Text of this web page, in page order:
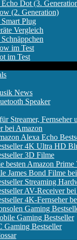
Dot (3.
(2. Generation)
Plug
Vergleich
im Test
im Test
News
Speaker
Streamer, Fernseher
bei Amazon
Alexa Echo
4K Ultra HD
3D Filme
besten Amazon Prime
James Bond Filme
Streaming
AV-Receiver
4K-Fernseher
Gaming
Gaming Bestseller
Gaming Bestseller